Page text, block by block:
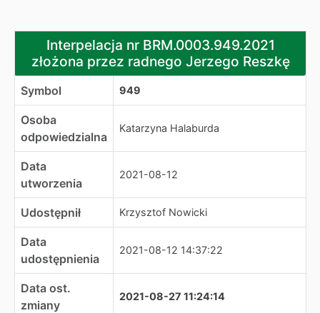
Interpelacja nr BRM.0003.949.2021 złożona przez
Interpelacja nr BRM.0003.949.2021
złożona przez radnego Jerzego Reszkę
Symbol 949
Osoba
odpowiedzialna
Katarzyna Halaburda
Data
utworzenia
2021-08-12
Udostępnił Krzysztof Nowicki
Data
udostępnienia
2021-08-12 14:37:22
Data ost.
zmiany
2021-08-27 11:24:14